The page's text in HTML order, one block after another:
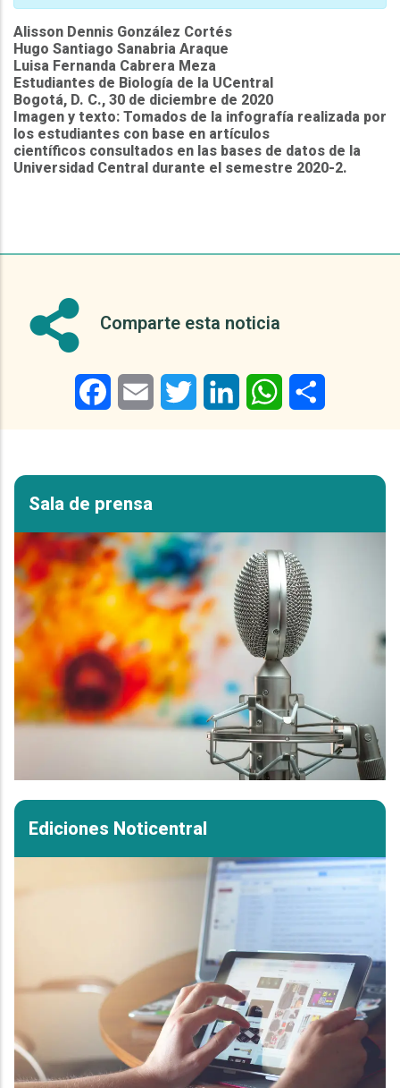
Alisson Dennis González Cortés
Hugo Santiago Sanabria Araque
Luisa Fernanda Cabrera Meza
Estudiantes de Biología de la UCentral
Bogotá, D. C., 30 de diciembre de 2020
Imagen y texto: Tomados de la infografía realizada por
los estudiantes con base en artículos
científicos consultados en las bases de datos de la
Universidad Central durante el semestre 2020-2.
Comparte esta noticia
FacebookEmail Twitter LinkedIn WhatsApp
Sala de prensa
Ediciones Noticentral